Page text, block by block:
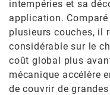
intempéries et sa
application.
plusieurs couches, il
considérable sur le
coût global plus
mécanique accélère
de couvrir de